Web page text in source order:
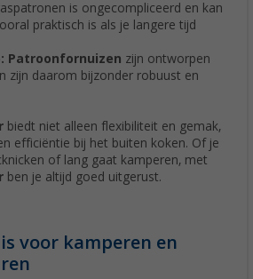
is ongecompliceerd en kan
praktisch is als je langere tijd
Patroonfornuizen zijn ontworpen
zijn daarom bijzonder robuust en
biedt niet alleen flexibiliteit en gemak,
efficiëntie bij het buiten koken. Of je
of lang gaat kamperen, met
ben je altijd goed uitgerust.
voor kamperen en